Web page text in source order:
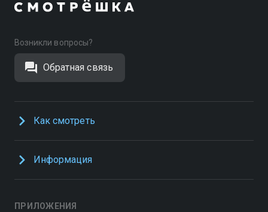
Возникли вопросы?
Обратная связь
Как смотреть
Информация
ПРИЛОЖЕНИЯ